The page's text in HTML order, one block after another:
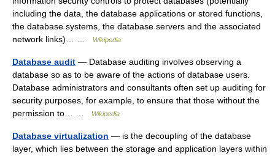
including the data, the database applications or stored functions,
the database systems, the database servers and the associated
network links)… …
Wikipedia
Database audit — Database auditing involves observing a
database so as to be aware of the actions of database users.
Database administrators and consultants often set up auditing for
security purposes, for example, to ensure that those without the
permission to… …
Wikipedia
Database virtualization — is the decoupling of the database
layer, which lies between the storage and application layers within